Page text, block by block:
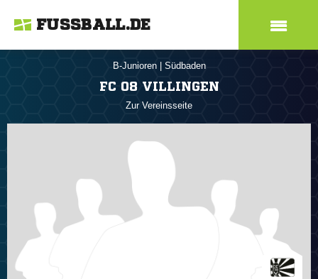
FUSSBALL.DE
B-Junioren Südbaden
FC 08 VILLINGEN
Zur Vereinsseite